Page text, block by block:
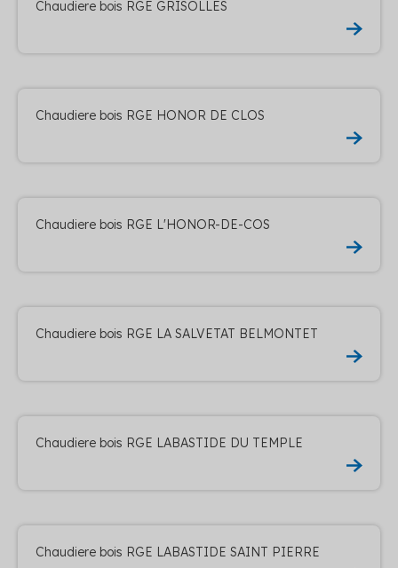
Chaudiere bois RGE GRISOLLES
Chaudiere bois RGE HONOR DE CLOS
Chaudiere bois RGE L'HONOR-DE-COS
Chaudiere bois RGE LA SALVETAT BELMONTET
Chaudiere bois RGE LABASTIDE DU TEMPLE
Chaudiere bois RGE LABASTIDE SAINT PIERRE